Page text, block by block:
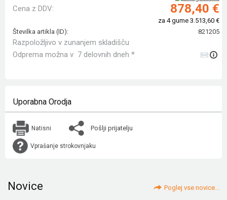
Cena z DDV: 878,40 €
za 4 gume 3.513,60 €
Številka artikla (ID):
821205
Razpoložljivo v zunanjem skladišču
Odprema možna v 7 delovnih dneh *
Uporabna Orodja
Natisni Pošlji prijatelju
Vprašanje strokovnjaku
Novice Poglej vse novice...